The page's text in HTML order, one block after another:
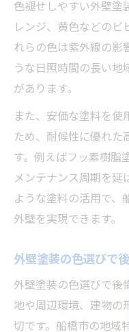
色褪せしやすい外壁塗
レンジ、黄色などのビ
れらの色は紫外線の影
うな日照時間の長い地
があります。
また、安価な塗料を使
ため、耐候性に優れた
す。例えばフッ素樹脂
メンテナンス周期を延
ような塗料の活用で、
外壁を実現できます。
外壁塗装の色選びで
外壁塗装の色選びで後
地や周辺環境、建物の
切です。船橋市の地域